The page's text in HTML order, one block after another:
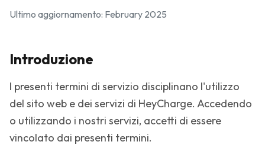
Ultimo aggiornamento: February 2025
Introduzione
I presenti termini di servizio disciplinano l'utilizzo
del sito web e dei servizi di HeyCharge. Accedendo
o utilizzando i nostri servizi, accetti di essere
vincolato dai presenti termini.